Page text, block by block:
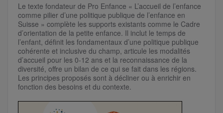
Le texte fondateur de Pro Enfance « L’accueil de l’enfance
comme pilier d’une politique publique de l’enfance en
Suisse » complète les supports existants comme le Cadre
d’orientation de la petite enfance. Il inclut le temps de
l’enfant, définit les fondamentaux d’une politique publique
cohérente et inclusive du champ, articule les modalités
d’accueil pour les 0-12 ans et la reconnaissance de la
diversité, offre un bilan de ce qui se fait dans les régions.
Les principes proposés sont à décliner ou à enrichir en
fonction des besoins et du contexte.